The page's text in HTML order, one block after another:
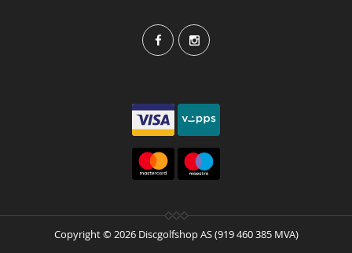
Copyright © 2026 Discgolfshop AS (919 460 385 MVA)